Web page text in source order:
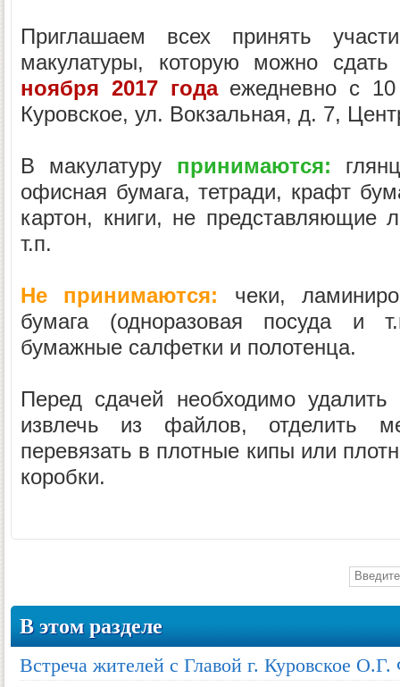
Приглашаем всех принять
макулатуры, которую можно
ноября 2017 годаежедневно с
Куровское, ул. Вокзальная, д. 7,
В макулатуру принимаются:
офисная бумага, тетради, крафт
картон, книги, не представляющие
т.п.
Не принимаются: чеки,
бумага (одноразовая посуда и
бумажные салфетки и полотенца.
Перед сдачей необходимо удалить
извлечь из файлов, отделить
перевязать в плотные кипы или
коробки.
В этом разделе
Встреча жителей с Главой г. Куровское